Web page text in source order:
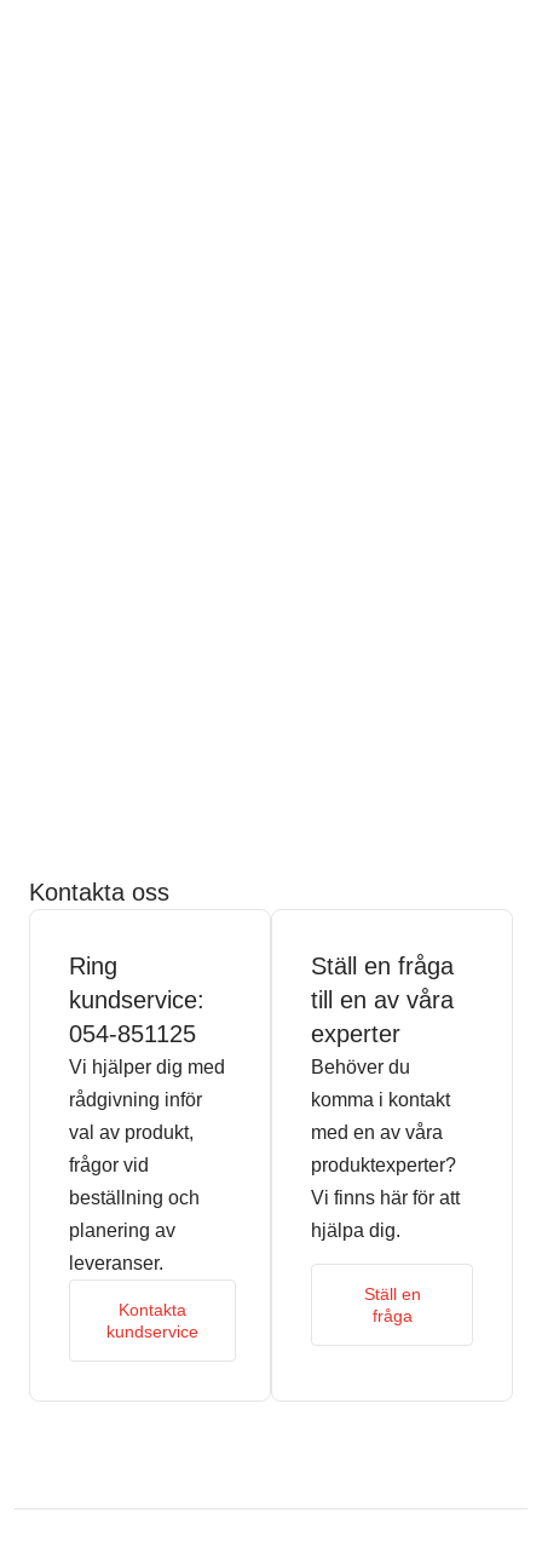
Kontakta oss
Ring
kundservice:
054-851125
Vi hjälper dig med
rådgivning inför
val av produkt,
frågor vid
beställning och
planering av
leveranser.
Kontakta
kundservice
Ställ en fråga
till en av våra
experter
Behöver du
komma i kontakt
med en av våra
produktexperter?
Vi finns här för att
hjälpa dig.
Ställ en
fråga